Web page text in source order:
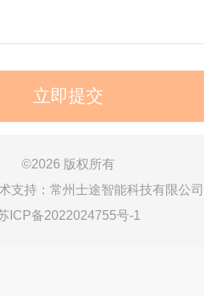
©2026 版权所有
支持： 常州士途智能科技有限公司
ICP备2022024755号-1